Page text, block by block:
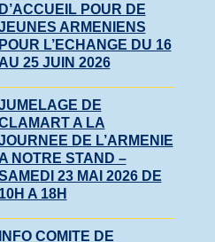
POUR DE
ARMENIENS
L’ECHANGE DU 16
25 JUIN 2026
DE
A LA
DE L’ARMENIE
NOTRE STAND –
23 MAI 2026 DE
A 18H
COMITE DE